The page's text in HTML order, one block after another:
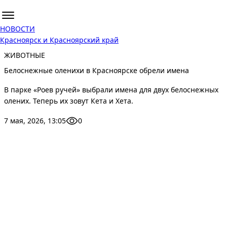
НОВОСТИ
Красноярск и Красноярский край
ЖИВОТНЫЕ
Белоснежные оленихи в Красноярске обрели имена
В парке «Роев ручей» выбрали имена для двух белоснежных
олених. Теперь их зовут Кета и Хета.
7 мая, 2026, 13:05 0